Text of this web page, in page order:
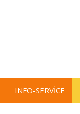
INFO-SERVICE